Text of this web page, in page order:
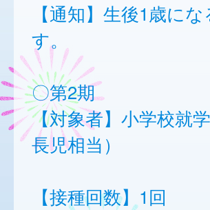
【通知】生後1歳に
す。
〇第2期
【対象者】小学校就
長児相当）
【接種回数】1回